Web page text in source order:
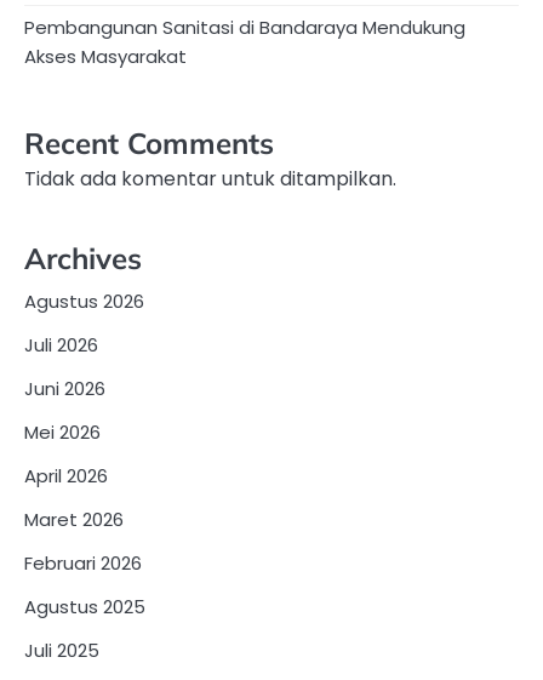
Pembangunan Sanitasi di Bandaraya Mendukung
Akses Masyarakat
Recent Comments
Tidak ada komentar untuk ditampilkan.
Archives
Agustus 2026
Juli 2026
Juni 2026
Mei 2026
April 2026
Maret 2026
Februari 2026
Agustus 2025
Juli 2025